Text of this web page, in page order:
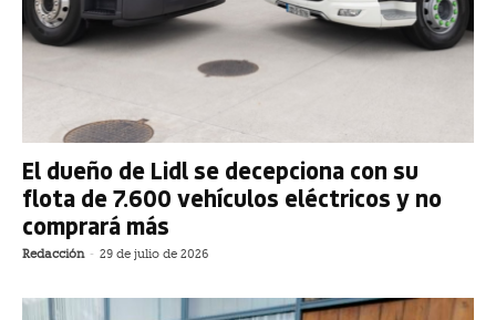
El dueño de Lidl se decepciona con su
flota de 7.600 vehículos eléctricos y no
comprará más
Redacción - 29 de julio de 2026